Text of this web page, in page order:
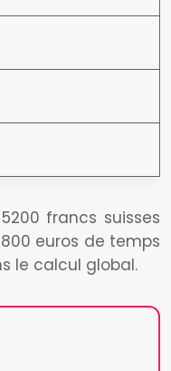
francs suisses
euros de temps
le calcul global.